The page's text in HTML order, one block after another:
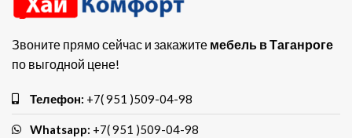
Звоните прямо сейчас и закажите мебель в Таганроге
по выгодной цене!
Телефон: +7( 951 )509-04-98
Whatsapp: +7( 951 )509-04-98